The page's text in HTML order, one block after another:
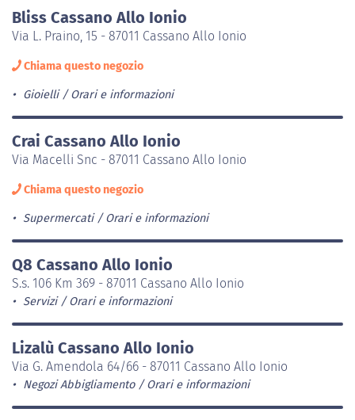
Bliss Cassano Allo Ionio
Via L. Praino, 15 - 87011 Cassano Allo Ionio
Chiama questo negozio
Gioielli Orari e informazioni
Crai Cassano Allo Ionio
Via Macelli Snc - 87011 Cassano Allo Ionio
Chiama questo negozio
Supermercati Orari e informazioni
Q8 Cassano Allo Ionio
S.s. 106 Km 369 - 87011 Cassano Allo Ionio
Servizi Orari e informazioni
Lizalù Cassano Allo Ionio
Via G. Amendola 64/66 - 87011 Cassano Allo Ionio
Negozi Abbigliamento Orari e informazioni